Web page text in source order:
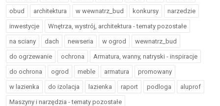
obud architektura w wewnatrz_bud konkursy narzedzie
inwestycje Wnętrza, wystrój, architektura - tematy pozostałe
na sciany dach newseria w ogrod wewnatrz_bud
do ogrzewanie ochrona Armatura, wanny, natryski - inspiracje
do ochrona ogrod meble armatura promowany
w lazienka do izolacja lazienka raport podloga aluprof
Maszyny i narzędzia - tematy pozostałe